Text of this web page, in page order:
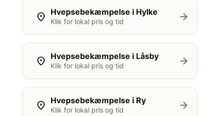
location_on Hvepsebekæmpelse i Hylke
Klik for lokal pris og tid arrow_forward
location_on Hvepsebekæmpelse i Låsby
Klik for lokal pris og tid arrow_forward
location_on Hvepsebekæmpelse i Ry
Klik for lokal pris og tid arrow_forward